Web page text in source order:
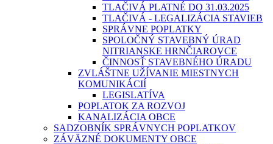
TLAČIVÁ PLATNÉ DO 31.03.2025
TLAČIVÁ - LEGALIZÁCIA STAVIEB
SPRÁVNE POPLATKY
SPOLOČNÝ STAVEBNÝ ÚRAD
NITRIANSKE HRNČIAROVCE
ČINNOSŤ STAVEBNÉHO ÚRADU
ZVLÁŠTNE UŽÍVANIE MIESTNYCH
KOMUNIKÁCIÍ
LEGISLATÍVA
POPLATOK ZA ROZVOJ
KANALIZÁCIA OBCE
SADZOBNÍK SPRÁVNYCH POPLATKOV
ZÁVÄZNÉ DOKUMENTY OBCE